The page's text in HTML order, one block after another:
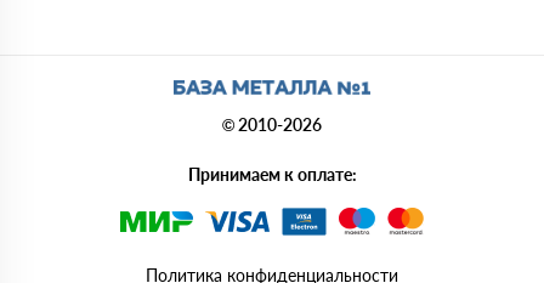
© 2010-2026
Принимаем к оплате:
Политика конфиденциальности